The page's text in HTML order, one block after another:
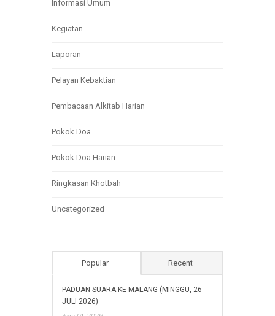
Informasi Umum
Kegiatan
Laporan
Pelayan Kebaktian
Pembacaan Alkitab Harian
Pokok Doa
Pokok Doa Harian
Ringkasan Khotbah
Uncategorized
Popular Recent
PADUAN SUARA KE MALANG (MINGGU, 26
JULI 2026)